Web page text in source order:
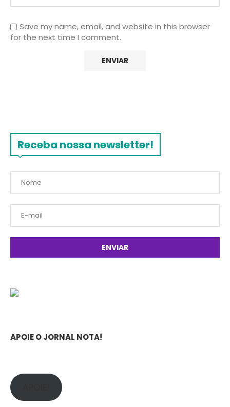
Save my name, email, and website in this browser
for the next time I comment.
Receba nossa newsletter!
APOIE O JORNAL NOTA!